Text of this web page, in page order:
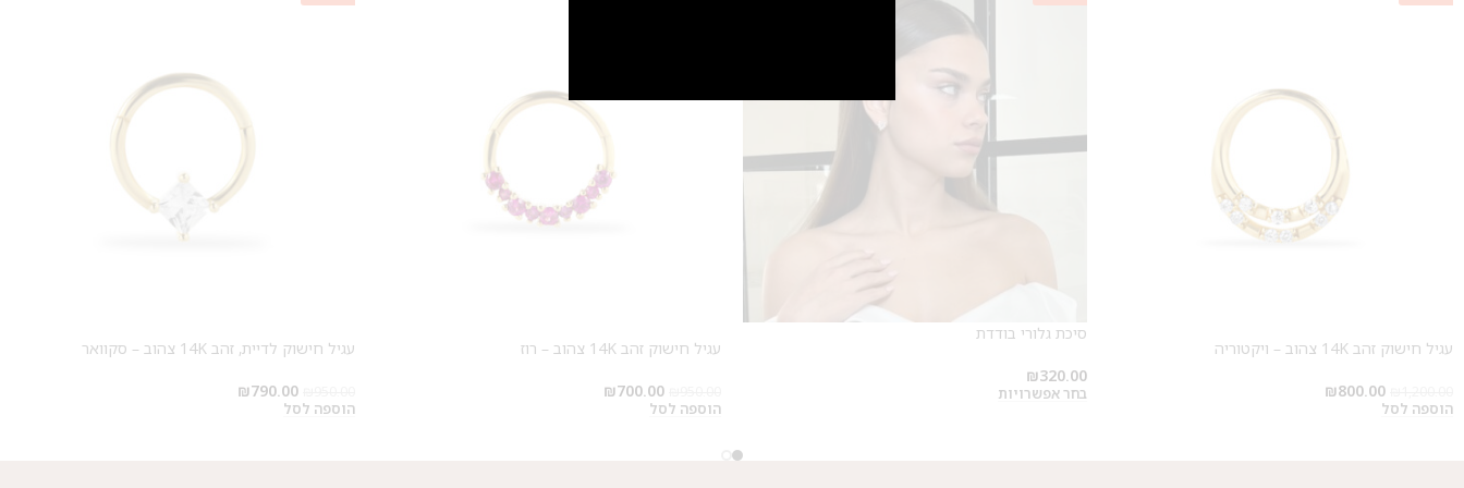
עגיל חישוק זהב 14K צהוב – ויקטוריה
₪800.00
הוספה לסל
סיכת גלורי בודדת
₪320.00
בחר אפשרויות
עגיל חישוק זהב 14K צהוב – רוז
₪700.00
הוספה לסל
עגיל חישוק לדיית, זהב 14K צהוב – סקוואר
₪790.00
הוספה לסל
לקביעת תור לפירסינג ועיצוב